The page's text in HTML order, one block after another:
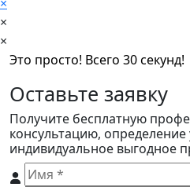
×
×
Это просто! Всего 30 секунд!
Оставьте заявку
Получите бесплатную
консультацию, определение
индивидуальное выгодное